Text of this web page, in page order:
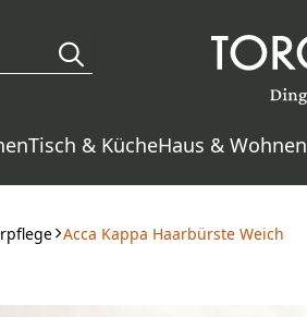
Tisch & KücheHaus & Wohnen
Acca Kappa Haarbürste Weich